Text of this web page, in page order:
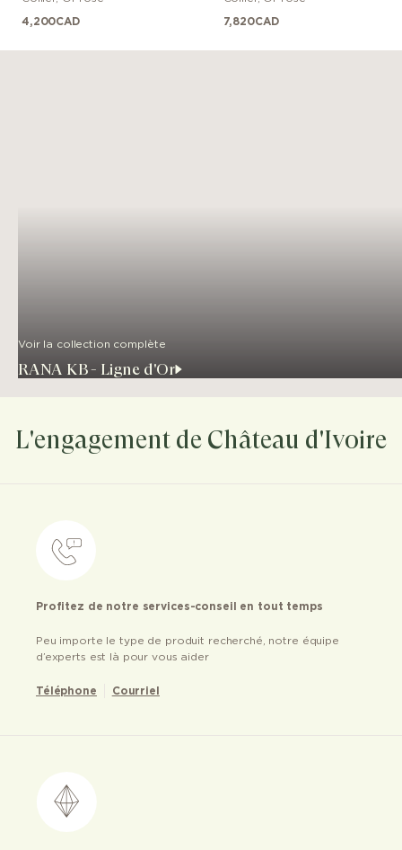
4,200CAD 7,820CAD
Voir la collection complète
RANA KB - Ligne d'Or
L'engagement de Château d'Ivoire
Profitez de notre services-conseil en tout temps
Peu importe le type de produit recherché, notre équipe
d’experts est là pour vous aider
Téléphone Courriel